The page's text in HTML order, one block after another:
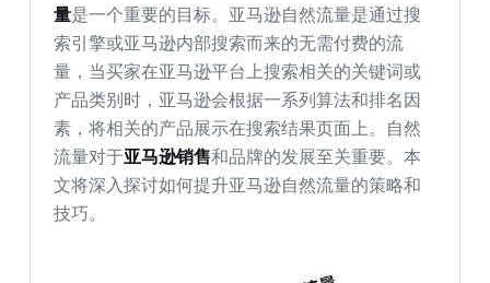
量是一个重要的目标。亚马逊自然流量是通过搜
索引擎或亚马逊内部搜索而来的无需付费的流
量，当买家在亚马逊平台上搜索相关的关键词或
产品类别时，亚马逊会根据一系列算法和排名因
素，将相关的产品展示在搜索结果页面上。自然
流量对于亚马逊销售和品牌的发展至关重要。本
文将深入探讨如何提升亚马逊自然流量的策略和
技巧。